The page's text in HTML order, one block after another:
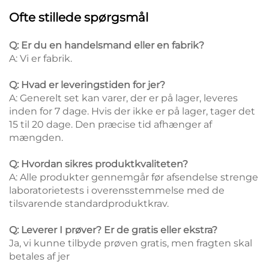
Ofte stillede spørgsmål
Q: Er du en handelsmand eller en fabrik?
A: Vi er fabrik.
Q: Hvad er leveringstiden for jer?
A: Generelt set kan varer, der er på lager, leveres
inden for 7 dage. Hvis der ikke er på lager, tager det
15 til 20 dage. Den præcise tid afhænger af
mængden.
Q: Hvordan sikres produktkvaliteten?
A: Alle produkter gennemgår før afsendelse strenge
laboratorietests i overensstemmelse med de
tilsvarende standardproduktkrav.
Q: Leverer I prøver? Er de gratis eller ekstra?
Ja, vi kunne tilbyde prøven gratis, men fragten skal
betales af jer